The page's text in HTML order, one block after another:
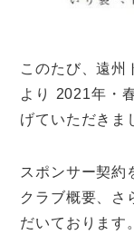
このたび、遠州
より 2021年・
げていただきま
スポンサー契約
クラブ概要、さ
だいております。